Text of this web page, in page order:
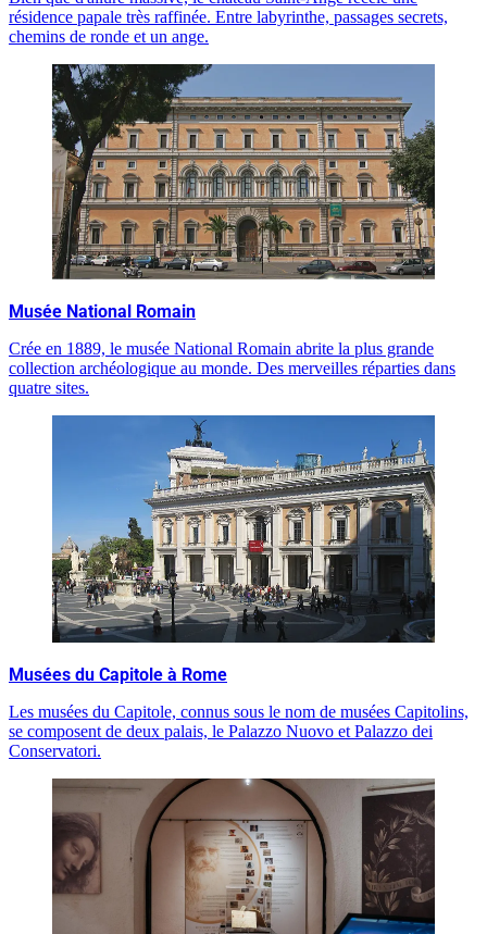
résidence papale très raffinée. Entre labyrinthe, passages secrets,
chemins de ronde et un ange.
Musée National Romain
Crée en 1889, le musée National Romain abrite la plus grande
collection archéologique au monde. Des merveilles réparties dans
quatre sites.
Musées du Capitole à Rome
Les musées du Capitole, connus sous le nom de musées Capitolins,
se composent de deux palais, le Palazzo Nuovo et Palazzo dei
Conservatori.